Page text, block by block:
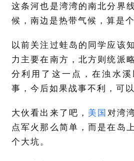
这条河也是湾湾的南北分界
候，南边是热带气候，算是
以前关注过蛙岛的同学应该
力主要在南方，北方则统派
分利用了这一点，在浊水
事，今后如果战事不利，可
大伙看出来了吧， 美国 对湾
点军火那么简单，而是在岛
个大坑。